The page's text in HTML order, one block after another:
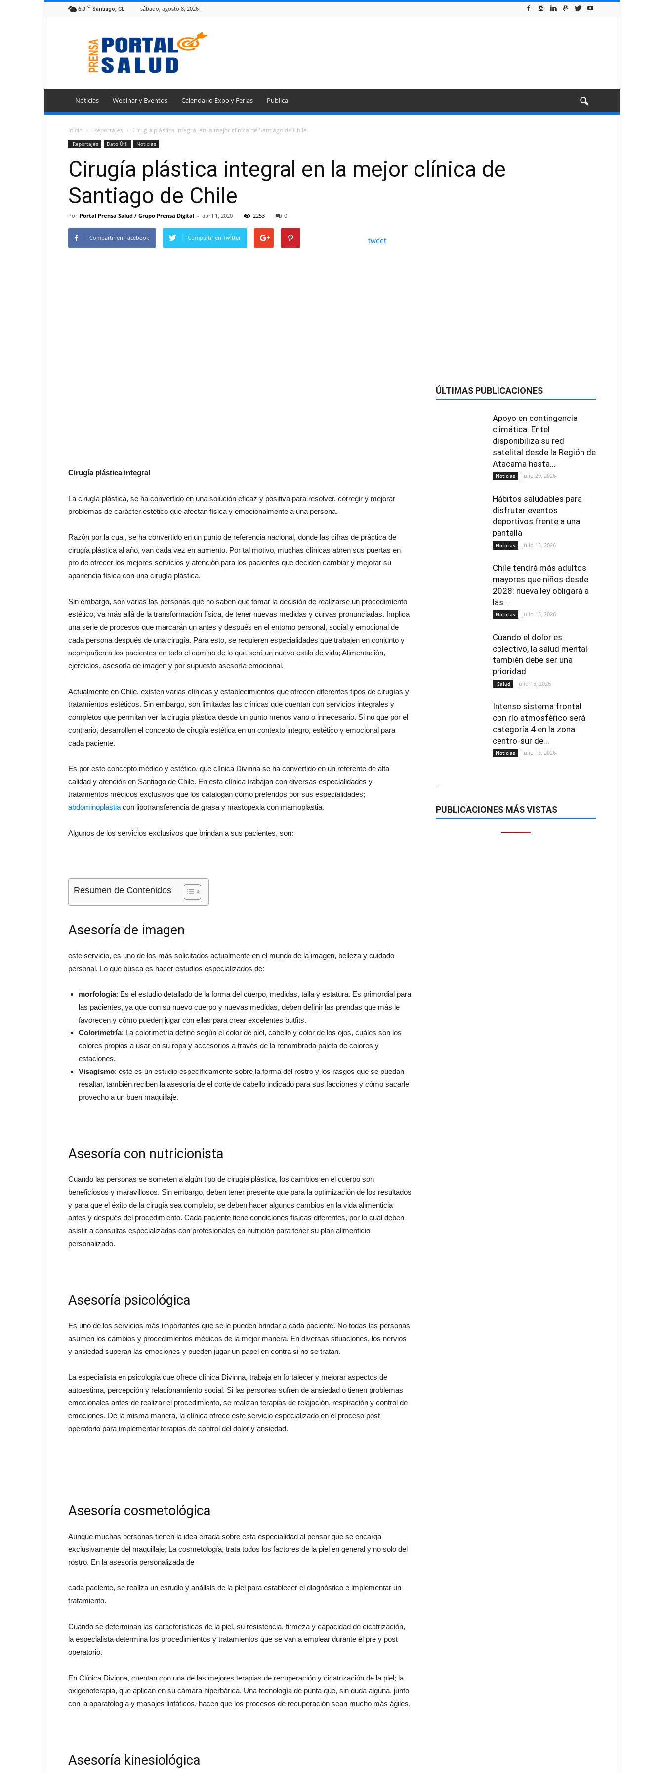
6.9 C Santiago, CL sábado, agosto 8, 2026
Portal
Prensa
Salud
Noticias Webinar y Eventos Calendario Expo y Ferias Publica
Inicio Reportajes Cirugía plástica integral en la mejor clínica de Santiago de Chile
Reportajes Dato Útil Noticias
Cirugía plástica integral en la mejor clínica de
Santiago de Chile
Por Portal Prensa Salud / Grupo Prensa Digital - abril 1, 2020 2253 0
Compartir en Facebook Compartir en Twitter tweet
Cirugía plástica integral
La cirugía plástica, se ha convertido en una solución eficaz y positiva para resolver, corregir y mejorar
problemas de carácter estético que afectan física y emocionalmente a una persona.
Razón por la cual, se ha convertido en un punto de referencia nacional, donde las cifras de práctica de
cirugía plástica al año, van cada vez en aumento. Por tal motivo, muchas clínicas abren sus puertas en
pro de ofrecer los mejores servicios y atención para los pacientes que deciden cambiar y mejorar su
apariencia física con una cirugía plástica.
Sin embargo, son varias las personas que no saben que tomar la decisión de realizarse un procedimiento
estético, va más allá de la transformación física, de tener nuevas medidas y curvas pronunciadas. Implica
una serie de procesos que marcarán un antes y después en el entorno personal, social y emocional de
cada persona después de una cirugía. Para esto, se requieren especialidades que trabajen en conjunto y
acompañen a los pacientes en todo el camino de lo que será un nuevo estilo de vida; Alimentación,
ejercicios, asesoría de imagen y por supuesto asesoría emocional.
Actualmente en Chile, existen varias clínicas y establecimientos que ofrecen diferentes tipos de cirugías y
tratamientos estéticos. Sin embargo, son limitadas las clínicas que cuentan con servicios integrales y
completos que permitan ver la cirugía plástica desde un punto menos vano o innecesario. Si no que por el
contrario, desarrollen el concepto de cirugía estética en un contexto integro, estético y emocional para
cada paciente.
Es por este concepto médico y estético, que clínica Divinna se ha convertido en un referente de alta
calidad y atención en Santiago de Chile. En esta clínica trabajan con diversas especialidades y
tratamientos médicos exclusivos que los catalogan como preferidos por sus especialidades;
abdominoplastia con lipotransferencia de grasa y mastopexia con mamoplastia.
Algunos de los servicios exclusivos que brindan a sus pacientes, son:
Resumen de Contenidos
Asesoría de imagen
este servicio, es uno de los más solicitados actualmente en el mundo de la imagen, belleza y cuidado
personal. Lo que busca es hacer estudios especializados de:
morfología: Es el estudio detallado de la forma del cuerpo, medidas, talla y estatura. Es primordial para
las pacientes, ya que con su nuevo cuerpo y nuevas medidas, deben definir las prendas que más le
favorecen y cómo pueden jugar con ellas para crear excelentes outfits.
Colorimetría: La colorimetría define según el color de piel, cabello y color de los ojos, cuáles son los
colores propios a usar en su ropa y accesorios a través de la renombrada paleta de colores y
estaciones.
Visagismo: este es un estudio específicamente sobre la forma del rostro y los rasgos que se puedan
resaltar, también reciben la asesoría de el corte de cabello indicado para sus facciones y cómo sacarle
provecho a un buen maquillaje.
Asesoría con nutricionista
Cuando las personas se someten a algún tipo de cirugía plástica, los cambios en el cuerpo son
beneficiosos y maravillosos. Sin embargo, deben tener presente que para la optimización de los resultados
y para que el éxito de la cirugía sea completo, se deben hacer algunos cambios en la vida alimenticia
antes y después del procedimiento. Cada paciente tiene condiciones físicas diferentes, por lo cual deben
asistir a consultas especializadas con profesionales en nutrición para tener su plan alimenticio
personalizado.
Asesoría psicológica
Es uno de los servicios más importantes que se le pueden brindar a cada paciente. No todas las personas
asumen los cambios y procedimientos médicos de la mejor manera. En diversas situaciones, los nervios
y ansiedad superan las emociones y pueden jugar un papel en contra si no se tratan.
La especialista en psicología que ofrece clínica Divinna, trabaja en fortalecer y mejorar aspectos de
autoestima, percepción y relacionamiento social. Si las personas sufren de ansiedad o tienen problemas
emocionales antes de realizar el procedimiento, se realizan terapias de relajación, respiración y control de
emociones. De la misma manera, la clínica ofrece este servicio especializado en el proceso post
operatorio para implementar terapias de control del dolor y ansiedad.
Asesoría cosmetológica
Aunque muchas personas tienen la idea errada sobre esta especialidad al pensar que se encarga
exclusivamente del maquillaje; La cosmetología, trata todos los factores de la piel en general y no solo del
rostro. En la asesoría personalizada de
cada paciente, se realiza un estudio y análisis de la piel para establecer el diagnóstico e implementar un
tratamiento.
Cuando se determinan las características de la piel, su resistencia, firmeza y capacidad de cicatrización,
la especialista determina los procedimientos y tratamientos que se van a emplear durante el pre y post
operatorio.
En Clínica Divinna, cuentan con una de las mejores terapias de recuperación y cicatrización de la piel; la
oxigenoterapia, que aplican en su cámara hiperbárica. Una tecnología de punta que, sin duda alguna, junto
con la aparatología y masajes linfáticos, hacen que los procesos de recuperación sean mucho más ágiles.
Asesoría kinesiológica
ÚLTIMAS PUBLICACIONES
Apoyo en contingencia
climática: Entel
disponibiliza su red
satelital desde la Región de
Atacama hasta...
Noticias julio 20, 2026
Hábitos saludables para
disfrutar eventos
deportivos frente a una
pantalla
Noticias julio 15, 2026
Chile tendrá más adultos
mayores que niños desde
2028: nueva ley obligará a
las...
Noticias julio 15, 2026
Cuando el dolor es
colectivo, la salud mental
también debe ser una
prioridad
Salud julio 15, 2026
Intenso sistema frontal
con río atmosférico será
categoría 4 en la zona
centro-sur de...
Noticias julio 15, 2026
—
PUBLICACIONES MÁS VISTAS